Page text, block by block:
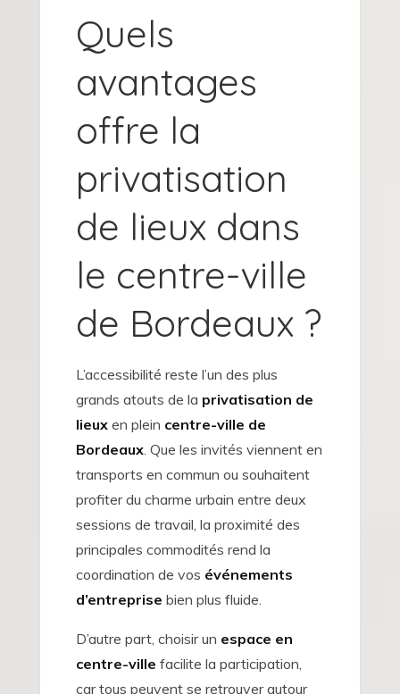
Quels
avantages
offre la
privatisation
de lieux dans
le centre-ville
de Bordeaux ?
L’accessibilité reste l’un des plus
grands atouts de la privatisation de
lieuxen plein centre-ville de
Bordeaux. Que les invités viennent en
transports en commun ou souhaitent
profiter du charme urbain entre deux
sessions de travail, la proximité des
principales commodités rend la
coordination de vos événements
d’entreprise bien plus fluide.
D’autre part, choisir un espace en
centre-ville facilite la participation,
car tous peuvent se retrouver autour